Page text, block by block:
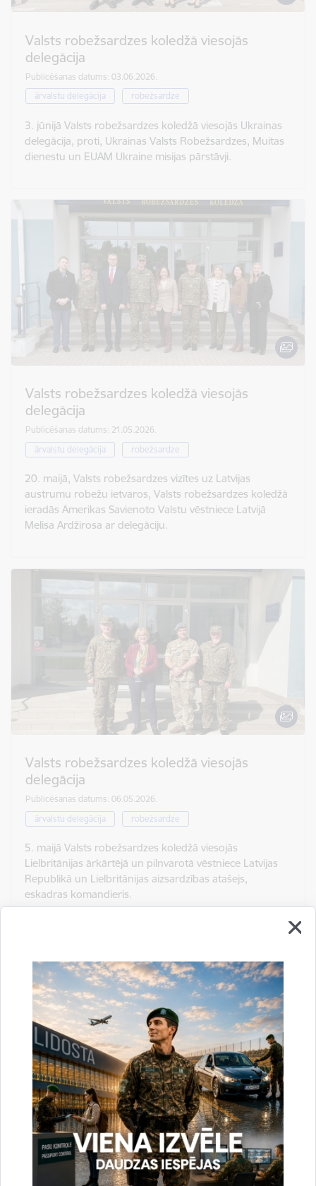
Valsts robežsardzes koledžā viesojās
delegācija
Publicēšanas datums: 03.06.2026.
ārvalstu delegācija
robežsardze
3. jūnijā Valsts robežsardzes koledžā viesojās Ukrainas
delegācija, proti, Ukrainas Valsts Robežsardzes, Muitas
dienestu un EUAM Ukraine misijas pārstāvji.
Valsts robežsardzes koledžā viesojās
delegācija
Publicēšanas datums: 21.05.2026.
ārvalstu delegācija
robežsardze
20. maijā, Valsts robežsardzes vizītes uz Latvijas
austrumu robežu ietvaros, Valsts robežsardzes koledžā
ieradās Amerikas Savienoto Valstu vēstniece Latvijā
Melisa Ardžirosa ar delegāciju.
Valsts robežsardzes koledžā viesojās
delegācija
Publicēšanas datums: 06.05.2026.
ārvalstu delegācija
robežsardze
5. maijā Valsts robežsardzes koledžā viesojās
Lielbritānijas ārkārtējā un pilnvarotā vēstniece Latvijas
Republikā un Lielbritānijas aizsardzības atašejs,
eskadras komandieris.
Kirgizstānas robežsardzes dienesta
delegācija viesojās Valsts robežsardzes
koledžā